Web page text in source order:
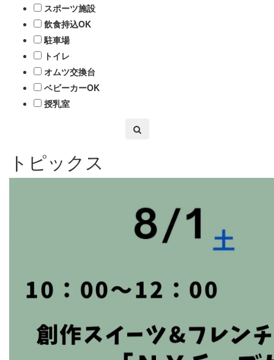
スポーツ施設
飲食持込OK
駐車場
トイレ
オムツ交換台
ベビーカーOK
授乳室
トピックス